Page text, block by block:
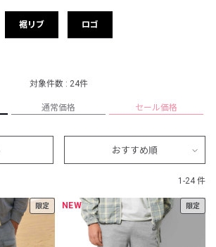
裾リブ ロゴ
対象件数 : 24件
通常価格 セール価格
おすすめ順
1-24 件
限定 NEW 限定